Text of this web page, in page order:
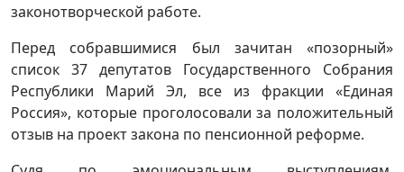
законотворческой работе.
Перед собравшимися был зачитан «позорный»
список 37 депутатов Государственного Собрания
Республики Марий Эл, все из фракции «Единая
Россия», которые проголосовали за положительный
отзыв на проект закона по пенсионной реформе.